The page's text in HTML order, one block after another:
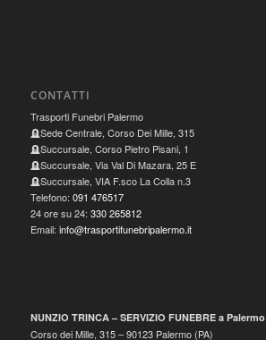
CONTATTI
Trasporti Funebri Palermo
🪦Sede Centrale, Corso Dei Mille, 315
🪦Succursale, Corso Pietro Pisani, 1
🪦Succursale, Via Val Di Mazara, 25 E
🪦Succursale, VIA F.sco La Colla n.3
Telefono: 091 476517
24 ore su 24: 330 265812
Email: info@trasportifunebripalermo.it
NUNZIO TRINCA – SERVIZIO FUNEBRE a Palermo
Corso dei Mille, 315–90123 Palermo(PA)